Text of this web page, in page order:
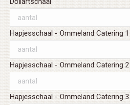
Hapjesschaal - Ommeland Catering 1
Hapjesschaal - Ommeland Catering 2
Hapjesschaal - Ommeland Catering 3